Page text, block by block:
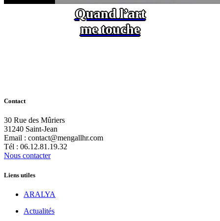
Quand l’art
me touche
Contact
30 Rue des Mûriers
31240 Saint-Jean
Email : contact@mengallhr.com
Tél : 06.12.81.19.32
Nous contacter
Liens utiles
ARALYA
Actualités